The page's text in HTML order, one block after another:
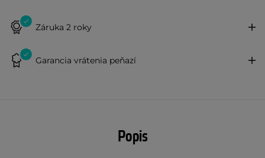
Záruka 2 roky
Garancia vrátenia peňazí
Popis